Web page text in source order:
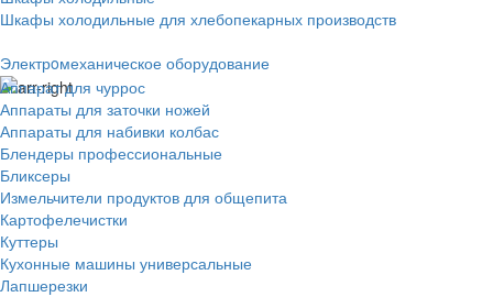
Шкафы холодильные для хлебопекарных производств
Электрoмеханическое оборудование
Аппарат для чуррос
Аппараты для заточки ножей
Аппараты для набивки колбас
Блендеры профессиональные
Бликсеры
Измельчители продуктов для общепита
Картофелечистки
Куттеры
Кухонные машины универсальные
Лапшерезки